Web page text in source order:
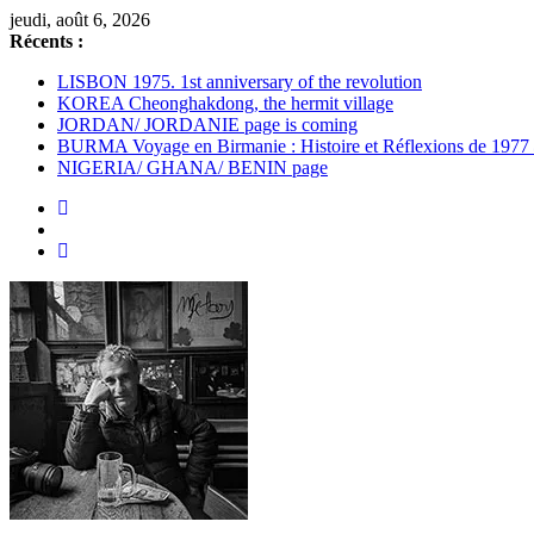
Passer
au
jeudi, août 6, 2026
Récents :
LISBON 1975. 1st anniversary of the revolution
KOREA Cheonghakdong, the hermit village
JORDAN/ JORDANIE page is coming
BURMA Voyage en Birmanie : Histoire et Réflexions de 1977
NIGERIA/ GHANA/ BENIN page